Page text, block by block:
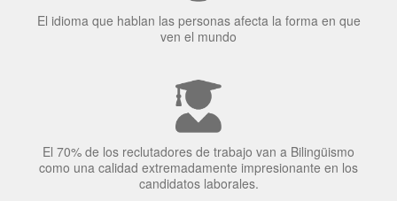
El idioma que hablan las personas afecta la forma en que
ven el mundo